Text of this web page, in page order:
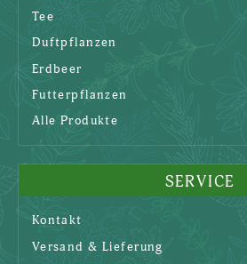
Tee
Duftpflanzen
Erdbeer
Futterpflanzen
Alle Produkte
SERVICE
Kontakt
Versand & Lieferung